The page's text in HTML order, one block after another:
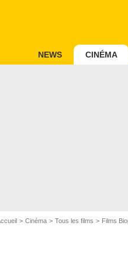
NEWS CINÉMA
Cinéma Tous les films Films